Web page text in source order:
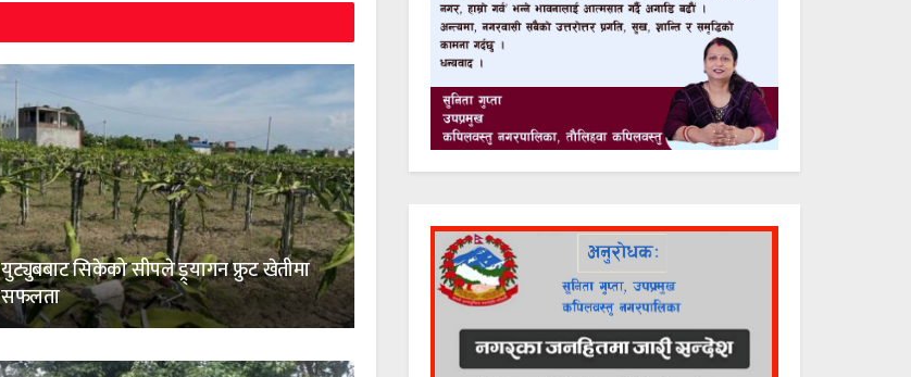
युट्युबबाट सिकेको सीपले ड्र्यागन फ्रुट खेतीमा
सफलता